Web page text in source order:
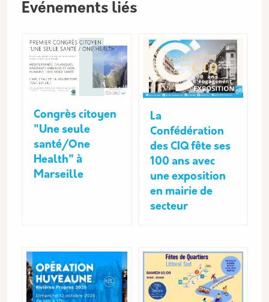
Événements liés
Congrès citoyen
"Une seule
santé/One
Health" à
Marseille
La
Confédération
des CIQ fête ses
100 ans avec
une exposition
en mairie de
secteur